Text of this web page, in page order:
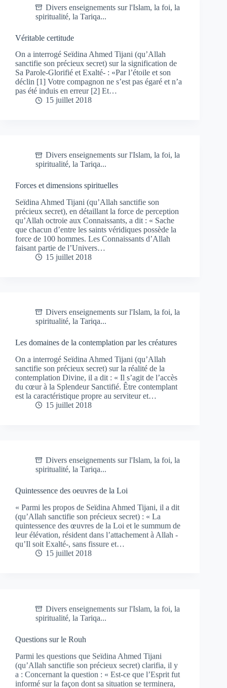
Divers enseignements sur l'Islam, la foi, la
spiritualité, la Tariqa...
Véritable certitude
On a interrogé Seïdina Ahmed Tijani (qu’Allah
sanctifie son précieux secret) sur la signification de
Sa Parole-Glorifié et Exalté- : «Par l’étoile et son
déclin [1] Votre compagnon ne s’est pas égaré et n’a
pas été induis en erreur [2] Et…
15 juillet 2018
Divers enseignements sur l'Islam, la foi, la
spiritualité, la Tariqa...
Forces et dimensions spirituelles
Seïdina Ahmed Tijani (qu’Allah sanctifie son
précieux secret), en détaillant la force de perception
qu’Allah octroie aux Connaissants, a dit : « Sache
que chacun d’entre les saints véridiques possède la
force de 100 hommes. Les Connaissants d’Allah
faisant partie de l’Univers…
15 juillet 2018
Divers enseignements sur l'Islam, la foi, la
spiritualité, la Tariqa...
Les domaines de la contemplation par les créatures
On a interrogé Seïdina Ahmed Tijani (qu’Allah
sanctifie son précieux secret) sur la réalité de la
contemplation Divine, il a dit : « Il s’agit de l’accès
du cœur à la Splendeur Sanctifié. Être contemplant
est la caractéristique propre au serviteur et…
15 juillet 2018
Divers enseignements sur l'Islam, la foi, la
spiritualité, la Tariqa...
Quintessence des oeuvres de la Loi
« Parmi les propos de Seïdina Ahmed Tijani, il a dit
(qu’Allah sanctifie son précieux secret) : « La
quintessence des œuvres de la Loi et le summum de
leur élévation, résident dans l’attachement à Allah -
qu’Il soit Exalté-, sans fissure et…
15 juillet 2018
Divers enseignements sur l'Islam, la foi, la
spiritualité, la Tariqa...
Questions sur le Rouh
Parmi les questions que Seïdina Ahmed Tijani
(qu’Allah sanctifie son précieux secret) clarifia, il y
a : Concernant la question : « Est-ce que l’Esprit fut
informé sur la façon dont sa situation se terminera,